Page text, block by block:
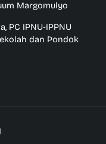
Margomulyo
PC IPNU-IPPNU
dan Pondok